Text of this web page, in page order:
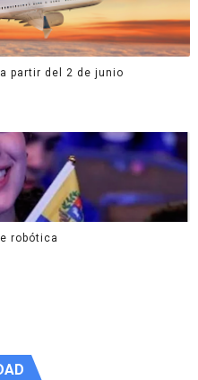
partir del 2 de junio
robótica